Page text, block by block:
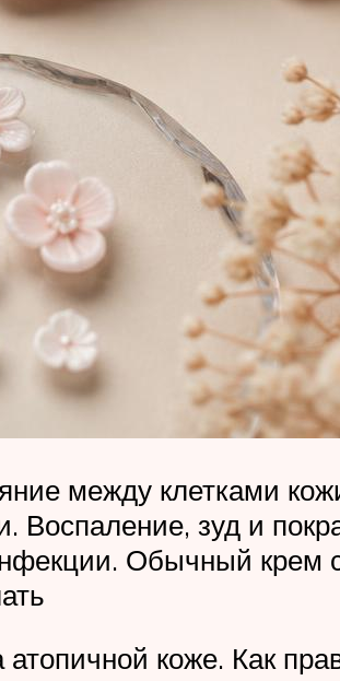
между клетками
Воспаление, зуд и
Обычный крем
коже. Как